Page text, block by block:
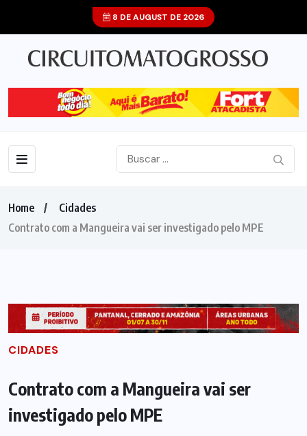
8 DE AUGUST DE 2026
Home
Cidades
Contrato com a Mangueira vai ser investigado pelo MPE
CIDADES
Contrato com a Mangueira vai ser
investigado pelo MPE